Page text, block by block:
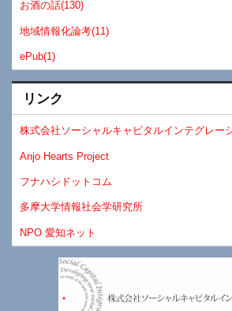
お酒の話(130)
地域情報化論考(11)
ePub(1)
リンク
株式会社ソーシャルキャピタルインテグレー
Anjo Hearts Project
フナハシドットコム
多摩大学情報社会学研究所
NPO 愛知ネット